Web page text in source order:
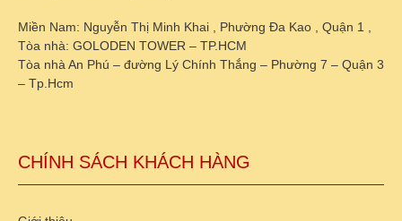
Miền Nam: Nguyễn Thị Minh Khai , Phường Đa Kao , Quận 1 ,
Tòa nhà: GOLODEN TOWER – TP.HCM
Tòa nhà An Phú – đường Lý Chính Thắng – Phường 7 – Quận 3
– Tp.Hcm
CHÍNH SÁCH KHÁCH HÀNG